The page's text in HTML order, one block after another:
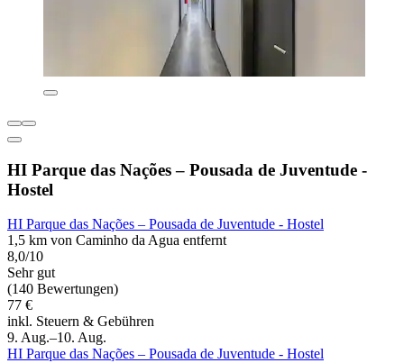
HI Parque das Nações – Pousada de Juventude -
Hostel
HI Parque das Nações – Pousada de Juventude - Hostel
1,5 km von Caminho da Agua entfernt
8,0/10
Sehr gut
(140 Bewertungen)
77 €
inkl. Steuern & Gebühren
9. Aug.–10. Aug.
HI Parque das Nações – Pousada de Juventude - Hostel